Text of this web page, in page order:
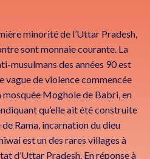
minorité de l’Uttar Pradesh,
sont monnaie courante. La
musulmans des années 90 est
vague de violence commencée
Moghole de Babri, en
qu’elle ait été construite
Rama, incarnation du dieu
est un des rares villages à
d’Uttar Pradesh. En réponse à